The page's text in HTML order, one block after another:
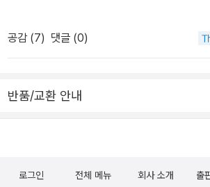
에 여러 이웃님하고 함께 일굴 이야기씨앗은
만히 넘실거리고 찰랑찰랑 춤사위로 어울리리
다. 바닥과 바탕은 단단하거나 딴딴할 만하며,
솜을 타고 물을 타고 보람을 타고 수줍음을 탑
활 타고요. 타오르기에 젊다고 여기는데, ‘타
하고 타박하고 타령하는 늪이에요. 타이르기에
른새벽부터 움직이지 않습니다. 집일을 추스르
때까지 기다립니다. 작은아이한테 몇 가지 집살
다. 늦가을로 넘어가는 늦은동을 바라보며 논
들〉로 갑니다. 매듭지을 글이 있는데 좀처럼 앞
르고 이모저모 챙깁니다. 우리는 어느 책을 읽
는멋’이란 겉멋입니다. 이른바 요즈음 ‘누리길
공감 (7) 댓글 (0)
반품/교환 안내
로그인 전체 메뉴 회사 소개 출